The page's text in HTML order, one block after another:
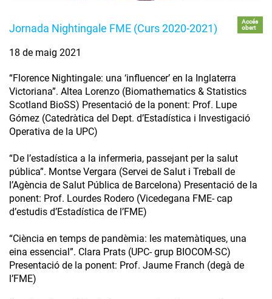
Jornada Nightingale FME (Curs 2020-2021)
Accés
obert
18 de maig 2021
“Florence Nightingale: una ‘influencer’ en la Inglaterra
Victoriana”. Altea Lorenzo (Biomathematics & Statistics
Scotland BioSS) Presentació de la ponent: Prof. Lupe
Gómez (Catedràtica del Dept. d’Estadística i Investigació
Operativa de la UPC)
“De l’estadística a la infermeria, passejant per la salut
pública”. Montse Vergara (Servei de Salut i Treball de
l’Agència de Salut Pública de Barcelona) Presentació de la
ponent: Prof. Lourdes Rodero (Vicedegana FME- cap
d’estudis d’Estadística de l’FME)
“Ciència en temps de pandèmia: les matemàtiques, una
eina essencial”. Clara Prats (UPC- grup BIOCOM-SC)
Presentació de la ponent: Prof. Jaume Franch (degà de
l’FME)